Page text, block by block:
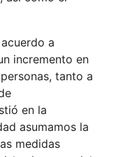
a
incremento en
tanto a
en la
asumamos la
medidas